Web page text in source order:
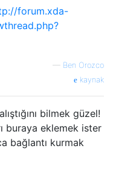
forum.xda-
— Ben Orozco
kaynak
bilmek güzel!
buraya eklemek ister
bağlantı kurmak